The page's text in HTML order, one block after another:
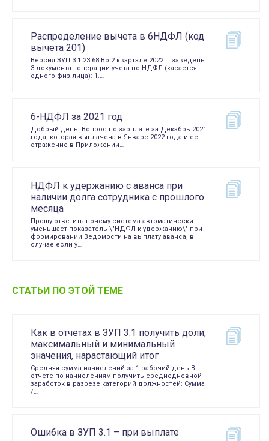
Распределение вычета в 6НДФЛ (код
вычета 201)
Версия ЗУП 3.1.23.68 Во 2 квартале 2022 г. заведены
3 документа - операции учета по НДФЛ (касается
одного физ.лица): 1.…
6-НДФЛ за 2021 год
Добрый день! Вопрос по зарплате за Декабрь 2021
года, которая выплачена в Январе 2022 года и ее
отражение в Приложении…
НДФЛ к удержанию с аванса при
наличии долга сотрудника с прошлого
месяца
Прошу ответить почему система автоматически
уменьшает показатель \"НДФЛ к удержанию\" при
формировании Ведомости на выплату аванса, в
случае если у…
СТАТЬИ ПО ЭТОЙ ТЕМЕ
Как в отчетах в ЗУП 3.1 получить доли,
максимальный и минимальный
значения, нарастающий итог
Средняя сумма начислений за 1 рабочий день В
отчете по начислениям получить среднедневной
заработок в разрезе категорий должностей: Сумма
/…
Ошибка в ЗУП 3.1 – при выплате